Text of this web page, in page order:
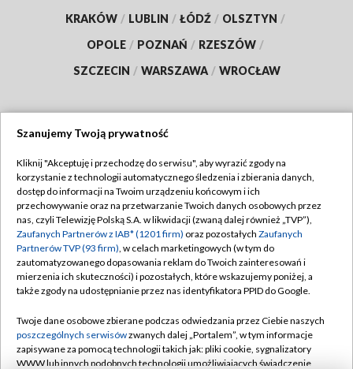
KRAKÓW / LUBLIN / ŁÓDŹ / OLSZTYN /
OPOLE / POZNAŃ / RZESZÓW /
SZCZECIN / WARSZAWA / WROCŁAW
TVP
Abonament TVP
Emisja w TVP
Centrum informacji TVP
Naziemna Telewizja Cyfrowa
Rada Programowa
System NOS
Regulamin TVP
Polityka prywatności
Moje zgody
Pomoc
Kontakt
Szanujemy Twoją prywatność
Kliknij "Akceptuję i przechodzę do serwisu", aby wyrazić zgody na
korzystanie z technologii automatycznego śledzenia i zbierania danych,
dostęp do informacji na Twoim urządzeniu końcowym i ich
przechowywanie oraz na przetwarzanie Twoich danych osobowych przez
nas, czyli Telewizję Polską S.A. w likwidacji (zwaną dalej również „TVP”),
Zaufanych Partnerów z IAB* (1201 firm) oraz pozostałych Zaufanych
Partnerów TVP (93 firm), w celach marketingowych (w tym do
zautomatyzowanego dopasowania reklam do Twoich zainteresowań i
mierzenia ich skuteczności) i pozostałych, które wskazujemy poniżej, a
także zgody na udostępnianie przez nas identyfikatora PPID do Google.
Twoje dane osobowe zbierane podczas odwiedzania przez Ciebie naszych
poszczególnych serwisówzwanych dalej „Portalem”, w tym informacje
zapisywane za pomocą technologii takich jak: pliki cookie, sygnalizatory
WWW lub innych podobnych technologii umożliwiających świadczenie